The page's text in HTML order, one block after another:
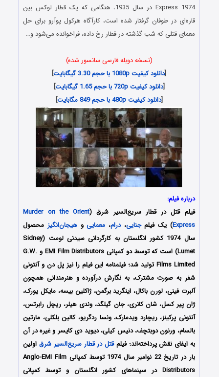
Express 1974 در سال 1935، هنگامی که یک قطار لوکس بین
قاره‌ای در طوفان گرفتار شده است، کارآگاه هرکول پوآرو برای حل
معمای قتلی که شب گذشته در قطار رخ داده، فراخوانده می‌شود و…
(نسخه دوبله فارسی سانسور شده)
[دانلود کیفیت 1080p با حجم 3.30 گیگابایت
]
[دانلود کیفیت 720p با حجم 1.65 گیگابایت
]
[دانلود کیفیت 480p با حجم 849 مگابایت ]
درباره فیلم:
فیلم قتل در قطار سریع‌السیر شرق (Murder on the Orient
Express) یک فیلمجنایی،درام، معماییوهیجان‌انگیز محصول
سال 1974 کشور انگلستان به کارگردانی سیدنی لومت (Sidney
Lumet) است که توسط دو کمپانی‌ EMI Film Distributors و G.W.
Films Limited تولید شد؛ فیلمنامه این فیلم را نیز پل دن و آنتونی
شفر به صورت مشترک، به نگارش درآورده و هنرمندانی همچون
آلبرت فینی، لورن باکال، اینگرید برگمن، ژاکلین بیسه، مایکل یورک،
ژان پیر کسل، شان کانری، جان گیلگد، وندی هیلر، ریچل رابرتس،
آنتونی پرکینز، ریچارد ویدمارک، ونسا ردگریو، کالین بلکلی، مارتین
بالسام، ورنون دوبتچف، دنیس کیلی، دیوید دی کایسر و غیره در آن
به ایفای نقش پرداخته‌اند؛ فیلمقتل در قطار سریع‌السیر شرق اولین
بار در تاریخ 22 نوامبر سال 1974 توسط کمپانی Anglo-EMI Film
Distributors در سینماهای کشور انگلستان و توسط کمپانی